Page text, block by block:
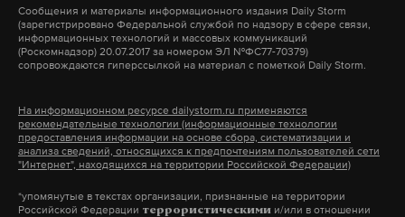
вечером, но без Насти. После этого мы пошли
искать ее, обошли все места, где она могла бы
быть, но не нашли. Обратились в полицию», —
По факту пропажи ребенка возбуждено уголовное
дело по статье «Убийство».
Фото: © GLOBAL LOOK press/Sergey Kovalev
Макс Telegram
Дзен VK
Фото: © GLOBAL LOOK press/Alexandr Arkhipov
Сообщения и материалы информационного издания Daily Storm
(зарегистрировано Федеральной службой по надзору в сфере связи,
информационных технологий и массовых коммуникаций
(Роскомнадзор) 20.07.2017 за номером ЭЛ №ФС77-70379)
сопровождаются гиперссылкой на материал с пометкой Daily Storm.
На информационном ресурсе dailystorm.ru применяются
рекомендательные технологии (информационные технологии
предоставления информации на основе сбора, систематизации и
анализа сведений, относящихся к предпочтениям пользователей сети
"Интернет", находящихся на территории Российской Федерации)
*упомянутые в текстах организации, признанные на территории
Российской Федерации террористическими и/или в отношении